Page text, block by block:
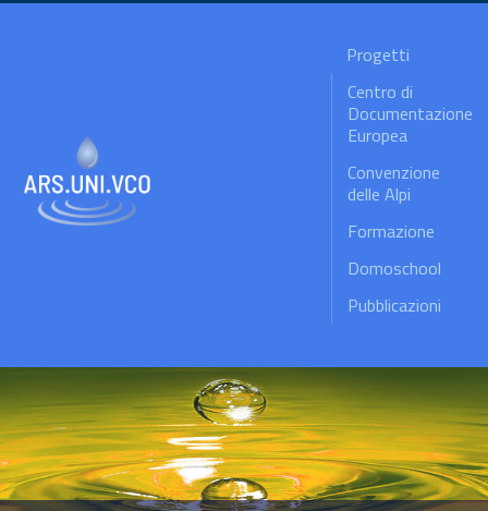
Progetti
Centro di
Documentazione
Europea
Convenzione
delle Alpi
Formazione
Domoschool
Pubblicazioni